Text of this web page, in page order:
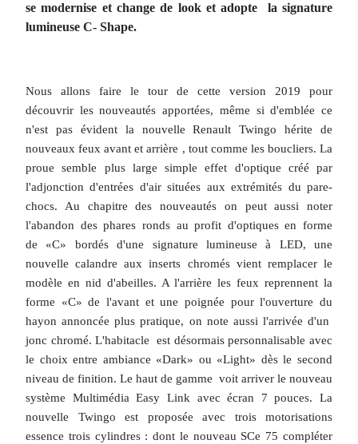
se modernise et change de look et adopte la signature
lumineuse C- Shape.
Nous allons faire le tour de cette version 2019 pour
découvrir les nouveautés apportées, même si d'emblée ce
n'est pas évident la nouvelle Renault Twingo hérite de
nouveaux feux avant et arrière , tout comme les boucliers. La
proue semble plus large simple effet d'optique créé par
l'adjonction d'entrées d'air situées aux extrémités du pare-
chocs. Au chapitre des nouveautés on peut aussi noter
l'abandon des phares ronds au profit d'optiques en forme
de «C» bordés d'une signature lumineuse à LED, une
nouvelle calandre aux inserts chromés vient remplacer le
modèle en nid d'abeilles. A l'arrière les feux reprennent la
forme «C» de l'avant et une poignée pour l'ouverture du
hayon annoncée plus pratique, on note aussi l'arrivée d'un
jonc chromé. L'habitacle est désormais personnalisable avec
le choix entre ambiance «Dark» ou «Light» dès le second
niveau de finition. Le haut de gamme voit arriver le nouveau
système Multimédia Easy Link avec écran 7 pouces. La
nouvelle Twingo est proposée avec trois motorisations
essence trois cylindres : dont le nouveau SCe 75 compléter